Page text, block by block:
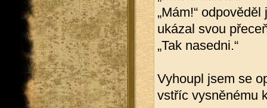
„Mám!“
ukázal svou
„Tak nasedni.“
Vyhoupl jsem se
vstříc vysněnému